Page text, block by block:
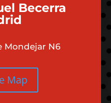
Becerra
Mondejar N6
Map